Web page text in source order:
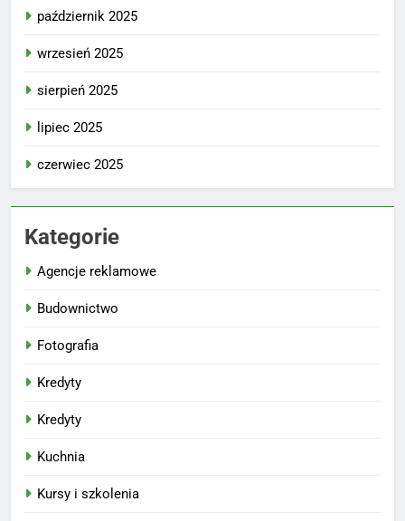
październik 2025
wrzesień 2025
sierpień 2025
lipiec 2025
czerwiec 2025
Kategorie
Agencje reklamowe
Budownictwo
Fotografia
Kredyty
Kredyty
Kuchnia
Kursy i szkolenia